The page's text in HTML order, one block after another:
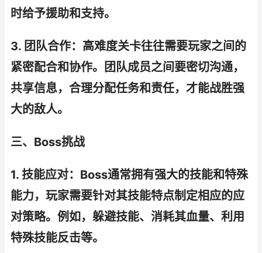
时给予援助和支持。
3. 团队合作：高难度关卡往往需要玩家之间的
紧密配合和协作。团队成员之间要密切沟通，
共享信息，合理分配任务和责任，才能战胜强
大的敌人。
三、Boss挑战
1. 技能应对：Boss通常拥有强大的技能和特殊
能力，玩家需要针对其技能特点制定相应的应
对策略。例如，躲避技能、消耗其血量、利用
特殊技能反击等。